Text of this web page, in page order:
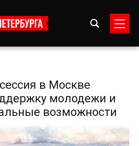
в Москве
молодежи и
возможности